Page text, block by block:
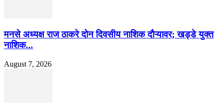
मनसे अध्यक्ष राज ठाकरे दोन दिवसीय नाशिक दौऱ्यावर; खड्डे युक्त
नाशिक...
August 7, 2026